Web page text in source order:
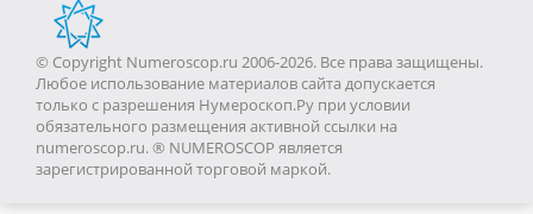
© Copyright Numeroscop.ru 2006-2026. Все права защищены.
Любое использование материалов сайта допускается
только с разрешения Нумероскоп.Ру при условии
обязательного размещения активной ссылки на
numeroscop.ru. ® NUMEROSCOP является
зарегистрированной торговой маркой.